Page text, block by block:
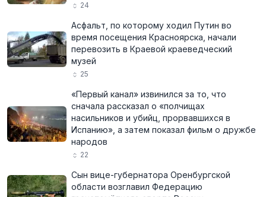
24
Асфальт, по которому ходил Путин во
время посещения Красноярска, начали
перевозить в Краевой краеведческий
музей
25
«Первый канал» извинился за то, что
сначала рассказал о «полчищах
насильников и убийц, прорвавшихся в
Испанию», а затем показал фильм о дружбе
народов
22
Сын вице-губернатора Оренбургской
области возглавил Федерацию